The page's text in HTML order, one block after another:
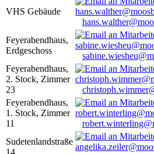
VHS Gebäude
Feyerabendhaus,
Erdgeschoss
Feyerabendhaus,
2. Stock, Zimmer
23
Feyerabendhaus,
1. Stock, Zimmer
11
Sudetenlandstraße
14